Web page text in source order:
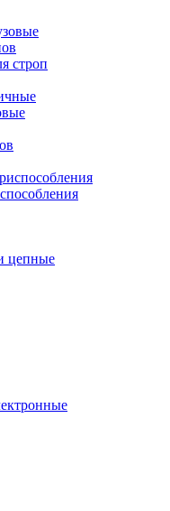
строп
цепные